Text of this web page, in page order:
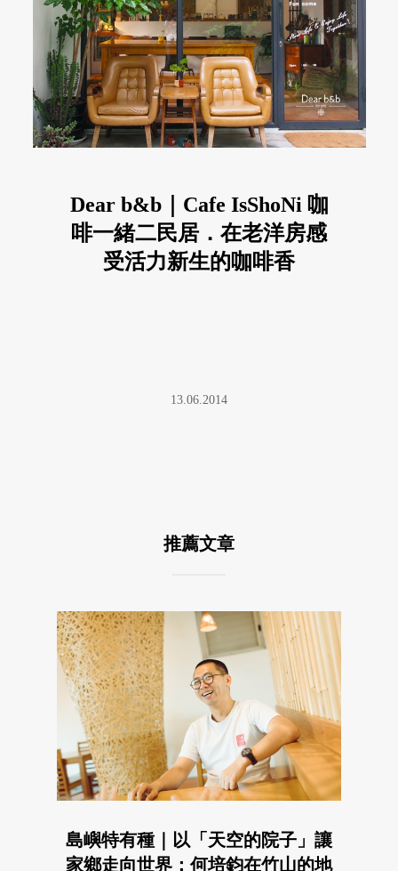
Dear b&b｜Cafe IsShoNi 咖
啡一緒二民居．在老洋房感
受活力新生的咖啡香
13.06.2014
推薦文章
島嶼特有種｜以「天空的院子」讓
家鄉走向世界：何培鈞在竹山的地